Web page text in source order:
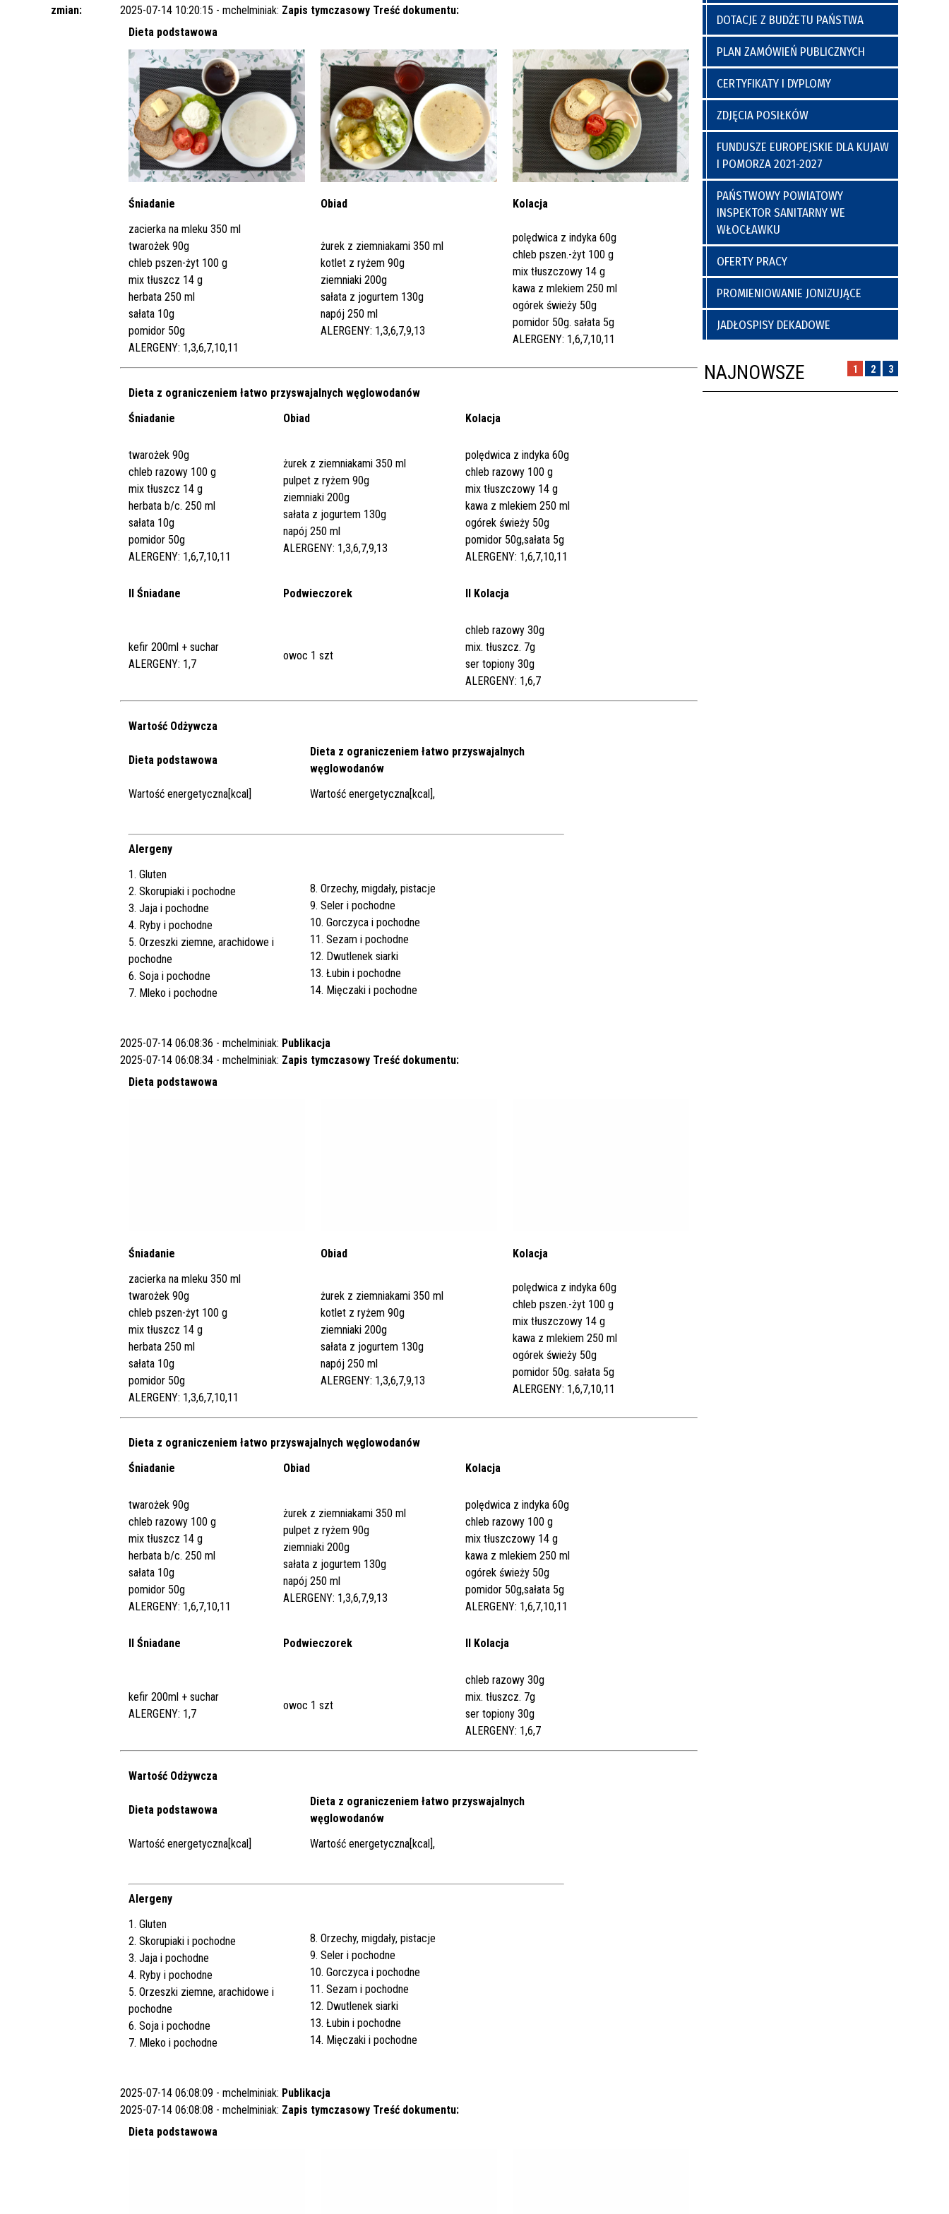
Żywienie dla Zdrowia
Jadłospisy Dekadowe
Zdjęcia Posiłków
Materiały Edukacyjne dla Pacjentów
Wyniki Uzyskanych Badań
Laboratoryjnych
Zgłaszanie Anonimowych Uwag
Wnioski i Skargi Kaplica Szpitalna
Cennik Badań Diagnostycznych i
Jonizującego
Regulamin Korzystania z Miejsc
Postojowych
Wsparcie w Kryzysie Psychicznym –
Ważne Informacje i Numery
Telefonów Pomocowych
Poradnia Ortopedii i Traumatologii Poradnia Otolaryngologiczna Poradnia Preluksacyjna
Poradnia Rehabilitacyjna
Oddział Rehabilitacji
Rehabilitacji Kardiologicznej
Oddział Urologii
zmian:
2025-07-14 10:20:15 - mchelminiak: Zapis tymczasowy Treść dokumentu:
Dieta podstawowa
Śniadanie Obiad
Kolacja
zacierka na mleku 350 ml
twarożek 90g
chleb pszen-żyt 100 g
mix tłuszcz 14 g
herbata 250 ml
sałata 10g
pomidor 50g
ALERGENY: 1,3,6,7,10,11
żurek z ziemniakami 350 ml
kotlet z ryżem 90g
ziemniaki 200g
sałata z jogurtem 130g
napój 250 ml
ALERGENY: 1,3,6,7,9,13
polędwica z indyka 60g
chleb pszen.-żyt 100 g
mix tłuszczowy 14 g
kawa z mlekiem 250 ml
ogórek świeży 50g
pomidor 50g. sałata 5g
ALERGENY: 1,6,7,10,11
Dieta z ograniczeniem łatwo przyswajalnych węglowodanów
Śniadanie
Obiad Kolacja
twarożek 90g
chleb razowy 100 g
mix tłuszcz 14 g
herbata b/c. 250 ml
sałata 10g
pomidor 50g
ALERGENY: 1,6,7,10,11
żurek z ziemniakami 350 ml
pulpet z ryżem 90g
ziemniaki 200g
sałata z jogurtem 130g
napój 250 ml
ALERGENY: 1,3,6,7,9,13
polędwica z indyka 60g
chleb razowy 100 g
mix tłuszczowy 14 g
kawa z mlekiem 250 ml
ogórek świeży 50g
pomidor 50g,sałata 5g
ALERGENY: 1,6,7,10,11
II Śniadane Podwieczorek II Kolacja
kefir 200ml + suchar
ALERGENY: 1,7
owoc 1 szt
chleb razowy 30g
mix. tłuszcz. 7g
ser topiony 30g
ALERGENY: 1,6,7
Wartość Odżywcza
Dieta podstawowa
Dieta z ograniczeniem łatwo przyswajalnych
węglowodanów
Wartość energetyczna[kcal]
Wartość energetyczna[kcal],
Alergeny
1. Gluten
2. Skorupiaki i pochodne
3. Jaja i pochodne
4. Ryby i pochodne
5. Orzeszki ziemne, arachidowe i
pochodne
6. Soja i pochodne
7. Mleko i pochodne
8. Orzechy, migdały, pistacje
9. Seler i pochodne
10. Gorczyca i pochodne
11. Sezam i pochodne
12. Dwutlenek siarki
13. Łubin i pochodne
14. Mięczaki i pochodne
2025-07-14 06:08:36 - mchelminiak: Publikacja
2025-07-14 06:08:34 - mchelminiak: Zapis tymczasowy Treść dokumentu:
Dieta podstawowa
Śniadanie Obiad
Kolacja
zacierka na mleku 350 ml
twarożek 90g
chleb pszen-żyt 100 g
mix tłuszcz 14 g
herbata 250 ml
sałata 10g
pomidor 50g
ALERGENY: 1,3,6,7,10,11
żurek z ziemniakami 350 ml
kotlet z ryżem 90g
ziemniaki 200g
sałata z jogurtem 130g
napój 250 ml
ALERGENY: 1,3,6,7,9,13
polędwica z indyka 60g
chleb pszen.-żyt 100 g
mix tłuszczowy 14 g
kawa z mlekiem 250 ml
ogórek świeży 50g
pomidor 50g. sałata 5g
ALERGENY: 1,6,7,10,11
Dieta z ograniczeniem łatwo przyswajalnych węglowodanów
Śniadanie
Obiad Kolacja
twarożek 90g
chleb razowy 100 g
mix tłuszcz 14 g
herbata b/c. 250 ml
sałata 10g
pomidor 50g
ALERGENY: 1,6,7,10,11
żurek z ziemniakami 350 ml
pulpet z ryżem 90g
ziemniaki 200g
sałata z jogurtem 130g
napój 250 ml
ALERGENY: 1,3,6,7,9,13
polędwica z indyka 60g
chleb razowy 100 g
mix tłuszczowy 14 g
kawa z mlekiem 250 ml
ogórek świeży 50g
pomidor 50g,sałata 5g
ALERGENY: 1,6,7,10,11
II Śniadane Podwieczorek II Kolacja
kefir 200ml + suchar
ALERGENY: 1,7
owoc 1 szt
chleb razowy 30g
mix. tłuszcz. 7g
ser topiony 30g
ALERGENY: 1,6,7
Wartość Odżywcza
Dieta podstawowa
Dieta z ograniczeniem łatwo przyswajalnych
węglowodanów
Wartość energetyczna[kcal]
Wartość energetyczna[kcal],
Alergeny
1. Gluten
2. Skorupiaki i pochodne
3. Jaja i pochodne
4. Ryby i pochodne
5. Orzeszki ziemne, arachidowe i
pochodne
6. Soja i pochodne
7. Mleko i pochodne
8. Orzechy, migdały, pistacje
9. Seler i pochodne
10. Gorczyca i pochodne
11. Sezam i pochodne
12. Dwutlenek siarki
13. Łubin i pochodne
14. Mięczaki i pochodne
2025-07-14 06:08:09 - mchelminiak: Publikacja
2025-07-14 06:08:08 - mchelminiak: Zapis tymczasowy Treść dokumentu:
Dieta podstawowa
DOTACJE Z BUDŻETU PAŃSTWA
PLAN ZAMÓWIEŃ PUBLICZNYCH
CERTYFIKATY I DYPLOMY
ZDJĘCIA POSIŁKÓW
FUNDUSZE EUROPEJSKIE DLA KUJAW
I POMORZA 2021-2027
PAŃSTWOWY POWIATOWY
INSPEKTOR SANITARNY WE
WŁOCŁAWKU
OFERTY PRACY
PROMIENIOWANIE JONIZUJĄCE
JADŁOSPISY DEKADOWE
NAJNOWSZE 1 2 3